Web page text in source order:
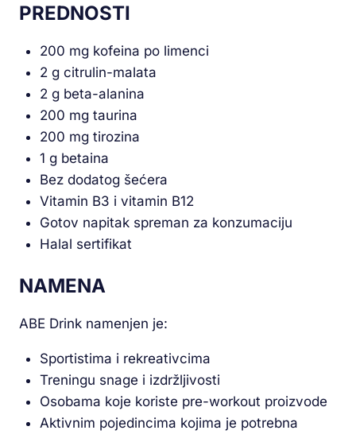
PREDNOSTI
200 mg kofeina po limenci
2 g citrulin-malata
2 g beta-alanina
200 mg taurina
200 mg tirozina
1 g betaina
Bez dodatog šećera
Vitamin B3 i vitamin B12
Gotov napitak spreman za konzumaciju
Halal sertifikat
NAMENA
ABE Drink namenjen je:
Sportistima i rekreativcima
Treningu snage i izdržljivosti
Osobama koje koriste pre-workout proizvode
Aktivnim pojedincima kojima je potrebna